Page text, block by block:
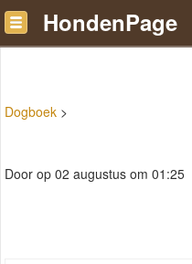
HondenPage
Dogboek >
Door op 02 augustus om 01:25